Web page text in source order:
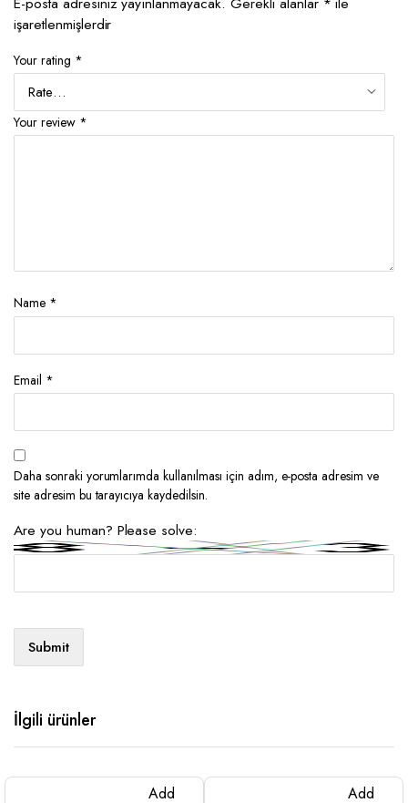
işaretlenmişlerdir
Your rating *
Your review *
Name *
Email *
Daha sonraki yorumlarımda kullanılması için adım, e-posta adresim ve
site adresim bu tarayıcıya kaydedilsin.
Are you human? Please solve:
İlgili ürünler
Add
Add